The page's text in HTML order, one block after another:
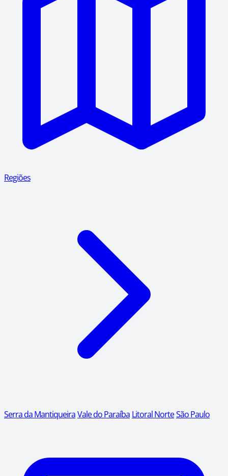
Regiões
Serra da MantiqueiraVale do Paraíba Litoral NorteSão Paulo